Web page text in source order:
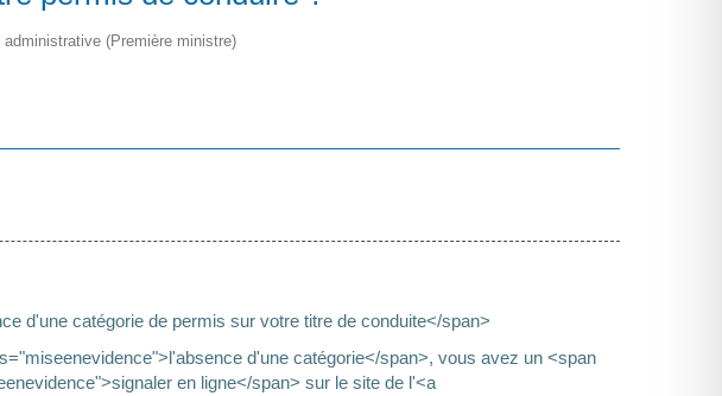
(Première ministre)
d'une catégorie de permis sur votre titre de conduite</span>
d'une catégorie</span>, vous avez un <span
en ligne</span> sur le site de l'<a